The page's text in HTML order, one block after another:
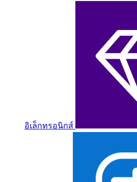
อิเล็กทรอนิกส์